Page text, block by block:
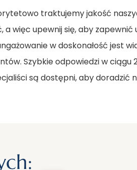
traktujemy jakość
a więc upewnij się, aby
w doskonałość jest
Szybkie odpowiedzi w
są dostępni, aby doradzić